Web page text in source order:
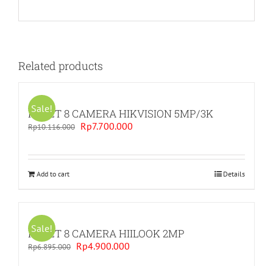
Related products
Sale!
PAKET 8 CAMERA HIKVISION 5MP/3K
Rp10.116.000 Original
Rp10.116.000.
Rp7.700.000
Rp7.700.000.
Add to cart Details
Sale!
PAKET 8 CAMERA HIILOOK 2MP
Rp6.895.000 Original
Rp4.900.000